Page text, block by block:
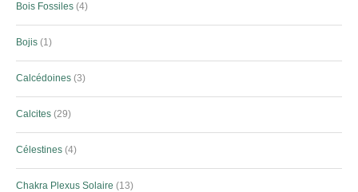
Bois Fossiles 4
Bojis 1
Calcédoines 3
Calcites 29
Célestines 4
Chakra Plexus Solaire 13